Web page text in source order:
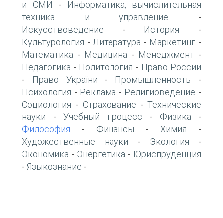
и СМИ -
Информатика, вычислительная
техника и управление -
Искусствоведение - История -
Культурология - Литература - Маркетинг -
Математика - Медицина - Менеджмент -
Педагогика - Политология - Право России
- Право України - Промышленность -
Психология - Реклама - Религиоведение -
Социология - Страхование - Технические
науки - Учебный процесс - Физика -
Философия - Финансы - Химия -
Художественные науки - Экология -
Экономика - Энергетика - Юриспруденция
- Языкознание -